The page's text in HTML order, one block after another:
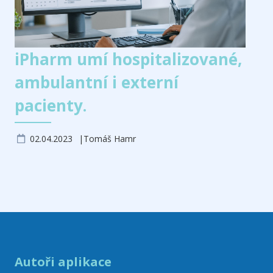
iPharm umí hospitalizované,
ambulantní i externí
pacienty.
02.04.2023 Tomáš Hamr
Autoři aplikace